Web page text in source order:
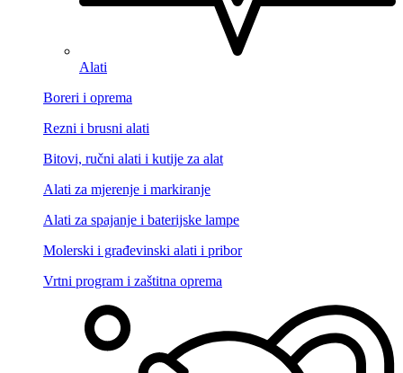
Alati
Boreri i oprema
Rezni i brusni alati
Bitovi, ručni alati i kutije za alat
Alati za mjerenje i markiranje
Alati za spajanje i baterijske lampe
Molerski i građevinski alati i pribor
Vrtni program i zaštitna oprema